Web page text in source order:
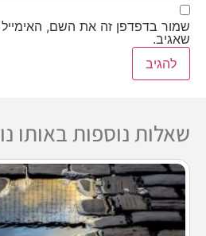
שמור בדפדפן זה את השם,
שאגיב.
שאלות נוספות באותו